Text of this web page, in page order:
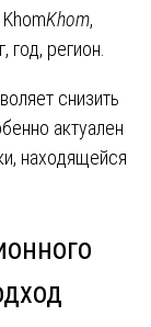
Khom​,
год, регион.
снизить
актуален
находящейся